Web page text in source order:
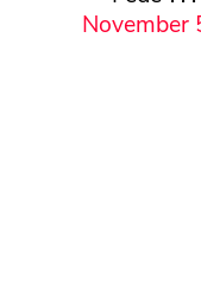
November